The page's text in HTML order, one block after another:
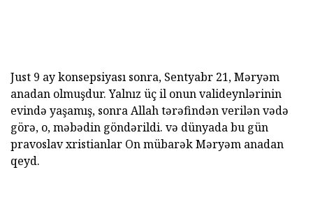
Just 9 ay konsepsiyası sonra, Sentyabr 21, Məryəm
anadan olmuşdur. Yalnız üç il onun valideynlərinin
evində yaşamış, sonra Allah tərəfindən verilən vədə
görə, o, məbədin göndərildi. və dünyada bu gün
pravoslav xristianlar On mübarək Məryəm anadan
qeyd.